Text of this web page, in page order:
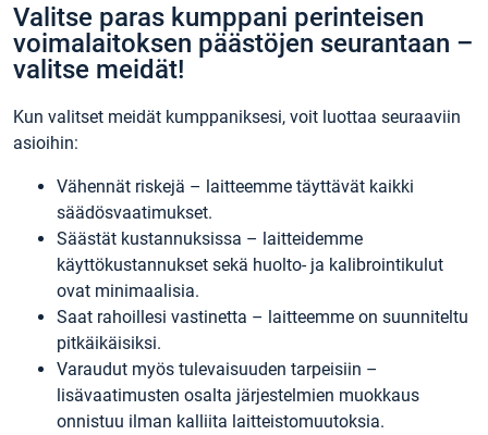
Valitse paras kumppani perinteisen
voimalaitoksen päästöjen seurantaan –
valitse meidät!
Kun valitset meidät kumppaniksesi, voit luottaa seuraaviin
asioihin:
Vähennät riskejä – laitteemme täyttävät kaikki
säädösvaatimukset.
Säästät kustannuksissa – laitteidemme
käyttökustannukset sekä huolto- ja kalibrointikulut
ovat minimaalisia.
Saat rahoillesi vastinetta – laitteemme on suunniteltu
pitkäikäisiksi.
Varaudut myös tulevaisuuden tarpeisiin –
lisävaatimusten osalta järjestelmien muokkaus
onnistuu ilman kalliita laitteistomuutoksia.